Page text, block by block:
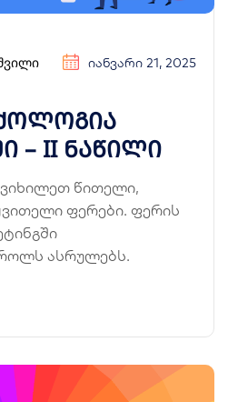
ᲘᲐᲜᲕᲐᲠᲘ 21, 2025
– II ნაწილი
წითელი,
ფერები. ფერის
ასრულებს.